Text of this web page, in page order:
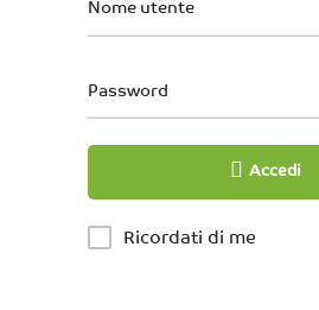
Nome utente
Password
Accedi
Ricordati di me